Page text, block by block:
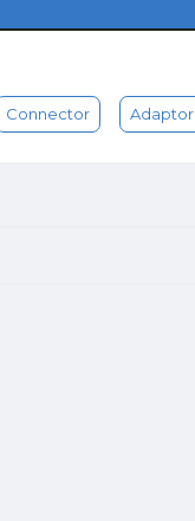
Connector Adaptor